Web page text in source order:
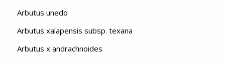
Arbutus unedo
Arbutus xalapensis subsp. texana
Arbutus x andrachnoides